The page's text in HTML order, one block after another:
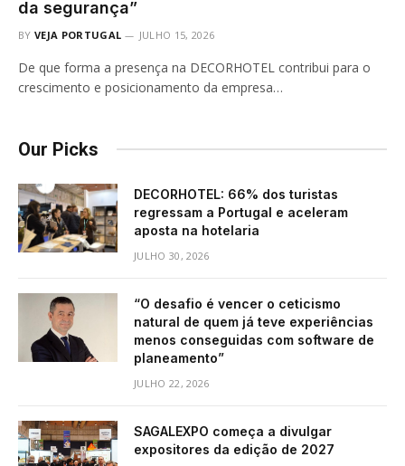
da segurança”
BY VEJA PORTUGAL JULHO 15, 2026
De que forma a presença na DECORHOTEL contribui para o
crescimento e posicionamento da empresa…
Our Picks
DECORHOTEL: 66% dos turistas
regressam a Portugal e aceleram
aposta na hotelaria
JULHO 30, 2026
“O desafio é vencer o ceticismo
natural de quem já teve experiências
menos conseguidas com software de
planeamento”
JULHO 22, 2026
SAGALEXPO começa a divulgar
expositores da edição de 2027